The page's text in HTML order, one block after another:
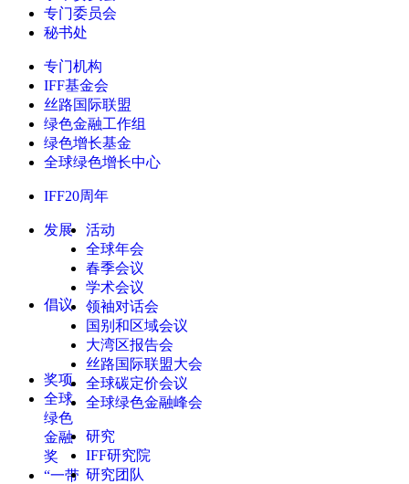
专门委员会
秘书处
专门机构
IFF基金会
丝路国际联盟
绿色金融工作组
绿色增长基金
全球绿色增长中心
IFF20周年
发展
倡议
奖项
全球
绿色
金融
奖
“一带
活动
全球年会
春季会议
学术会议
领袖对话会
国别和区域会议
大湾区报告会
丝路国际联盟大会
全球碳定价会议
全球绿色金融峰会
研究
IFF研究院
研究团队